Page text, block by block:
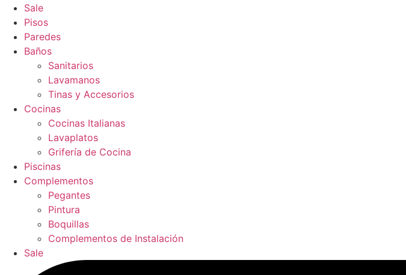
Sale
Pisos
Paredes
Baños
Sanitarios
Lavamanos
Tinas y Accesorios
Cocinas
Cocinas Italianas
Lavaplatos
Grifería de Cocina
Piscinas
Complementos
Pegantes
Pintura
Boquillas
Complementos de Instalación
Sale